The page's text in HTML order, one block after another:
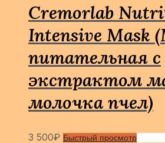
Cremorlab
Intensive Mask
питательная с
экстрактом
молочка пчел)
3 500₽ Быстрый просмотр